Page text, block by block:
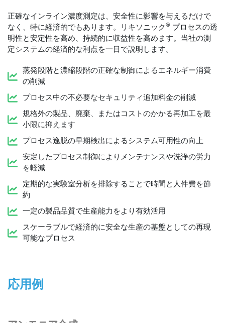
正確なインライン濃度測定は、安全性に影響を与えるだけで
なく、特に経済的でもあります。リキソニック® プロセスの透
明性と安定性を高め、持続的に収益性を高めます。当社の測
定システムの経済的な利点を一目で説明します。
蒸発段階と濃縮段階の正確な制御によるエネルギー消費
の削減
プロセス中の不必要なセキュリティ追加料金の削減
規格外の製品、廃棄、またはコストのかかる再加工を最
小限に抑えます
プロセス逸脱の早期検出によるシステム可用性の向上
安定したプロセス制御によりメンテナンスや洗浄の労力
を軽減
定期的な実験室分析を排除することで時間と人件費を節
約
一定の製品品質で生産能力をより有効活用
スケーラブルで経済的に安全な生産の基盤としての再現
可能なプロセス
応用例